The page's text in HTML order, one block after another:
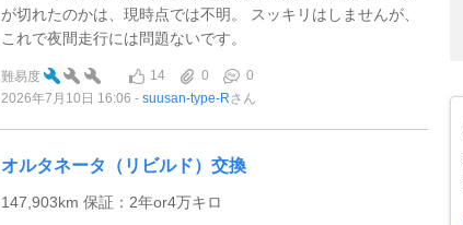
が切れたのかは、現時点では不明。 スッキリはしませんが、
これで夜間走行には問題ないです。
難易度 14 0
0
2026年7月10日 16:06
suusan-type-Rさん
オルタネータ（リビルド）交換
147,903km 保証：2年or4万キロ